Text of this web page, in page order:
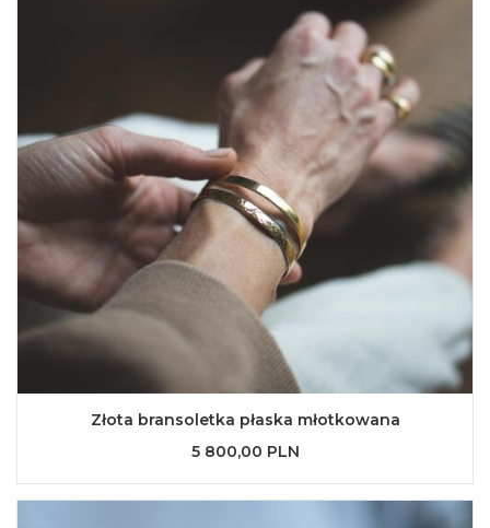
Złota bransoletka płaska młotkowana
5 800,00 PLN